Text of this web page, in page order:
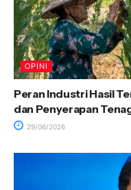
OPINI
Peran Industri Hasil
dan Penyerapan
29/06/2026